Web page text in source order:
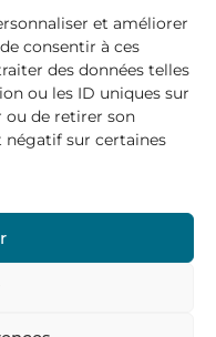
et améliorer
consentir à ces
des données telles
ou les ID uniques sur
ou de retirer son
sur certaines
de Communes
:
/ 14:00 – 17:00